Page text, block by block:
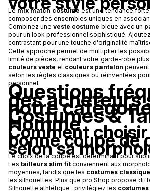
Le mix match costume est une tendance
composer des ensembles uniques en
Combinez une veste costume bleue avec un
pour un look professionnel sophistiqué.
contrastant pour une touche d'originalité
Cette approche permet de multiplier les
limité de pièces, rendant votre garde-robe
couleurs veste et couleurs pantalon
selon les règles classiques ou réinventées
personnel.
Questions
des acheteurs
notre
Costumes &
Homme
Comment
bonne coupe de
selon sa
Le choix de la coupe est déterminant pour
Les tailleurs slim fit conviennent aux
moyennes, tandis que les costumes
les silhouettes. Plus que pro Shop propose
Silhouette athlétique : privilégiez les